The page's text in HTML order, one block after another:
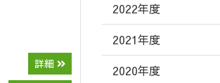
詳細
2022年度
2021年度
2020年度